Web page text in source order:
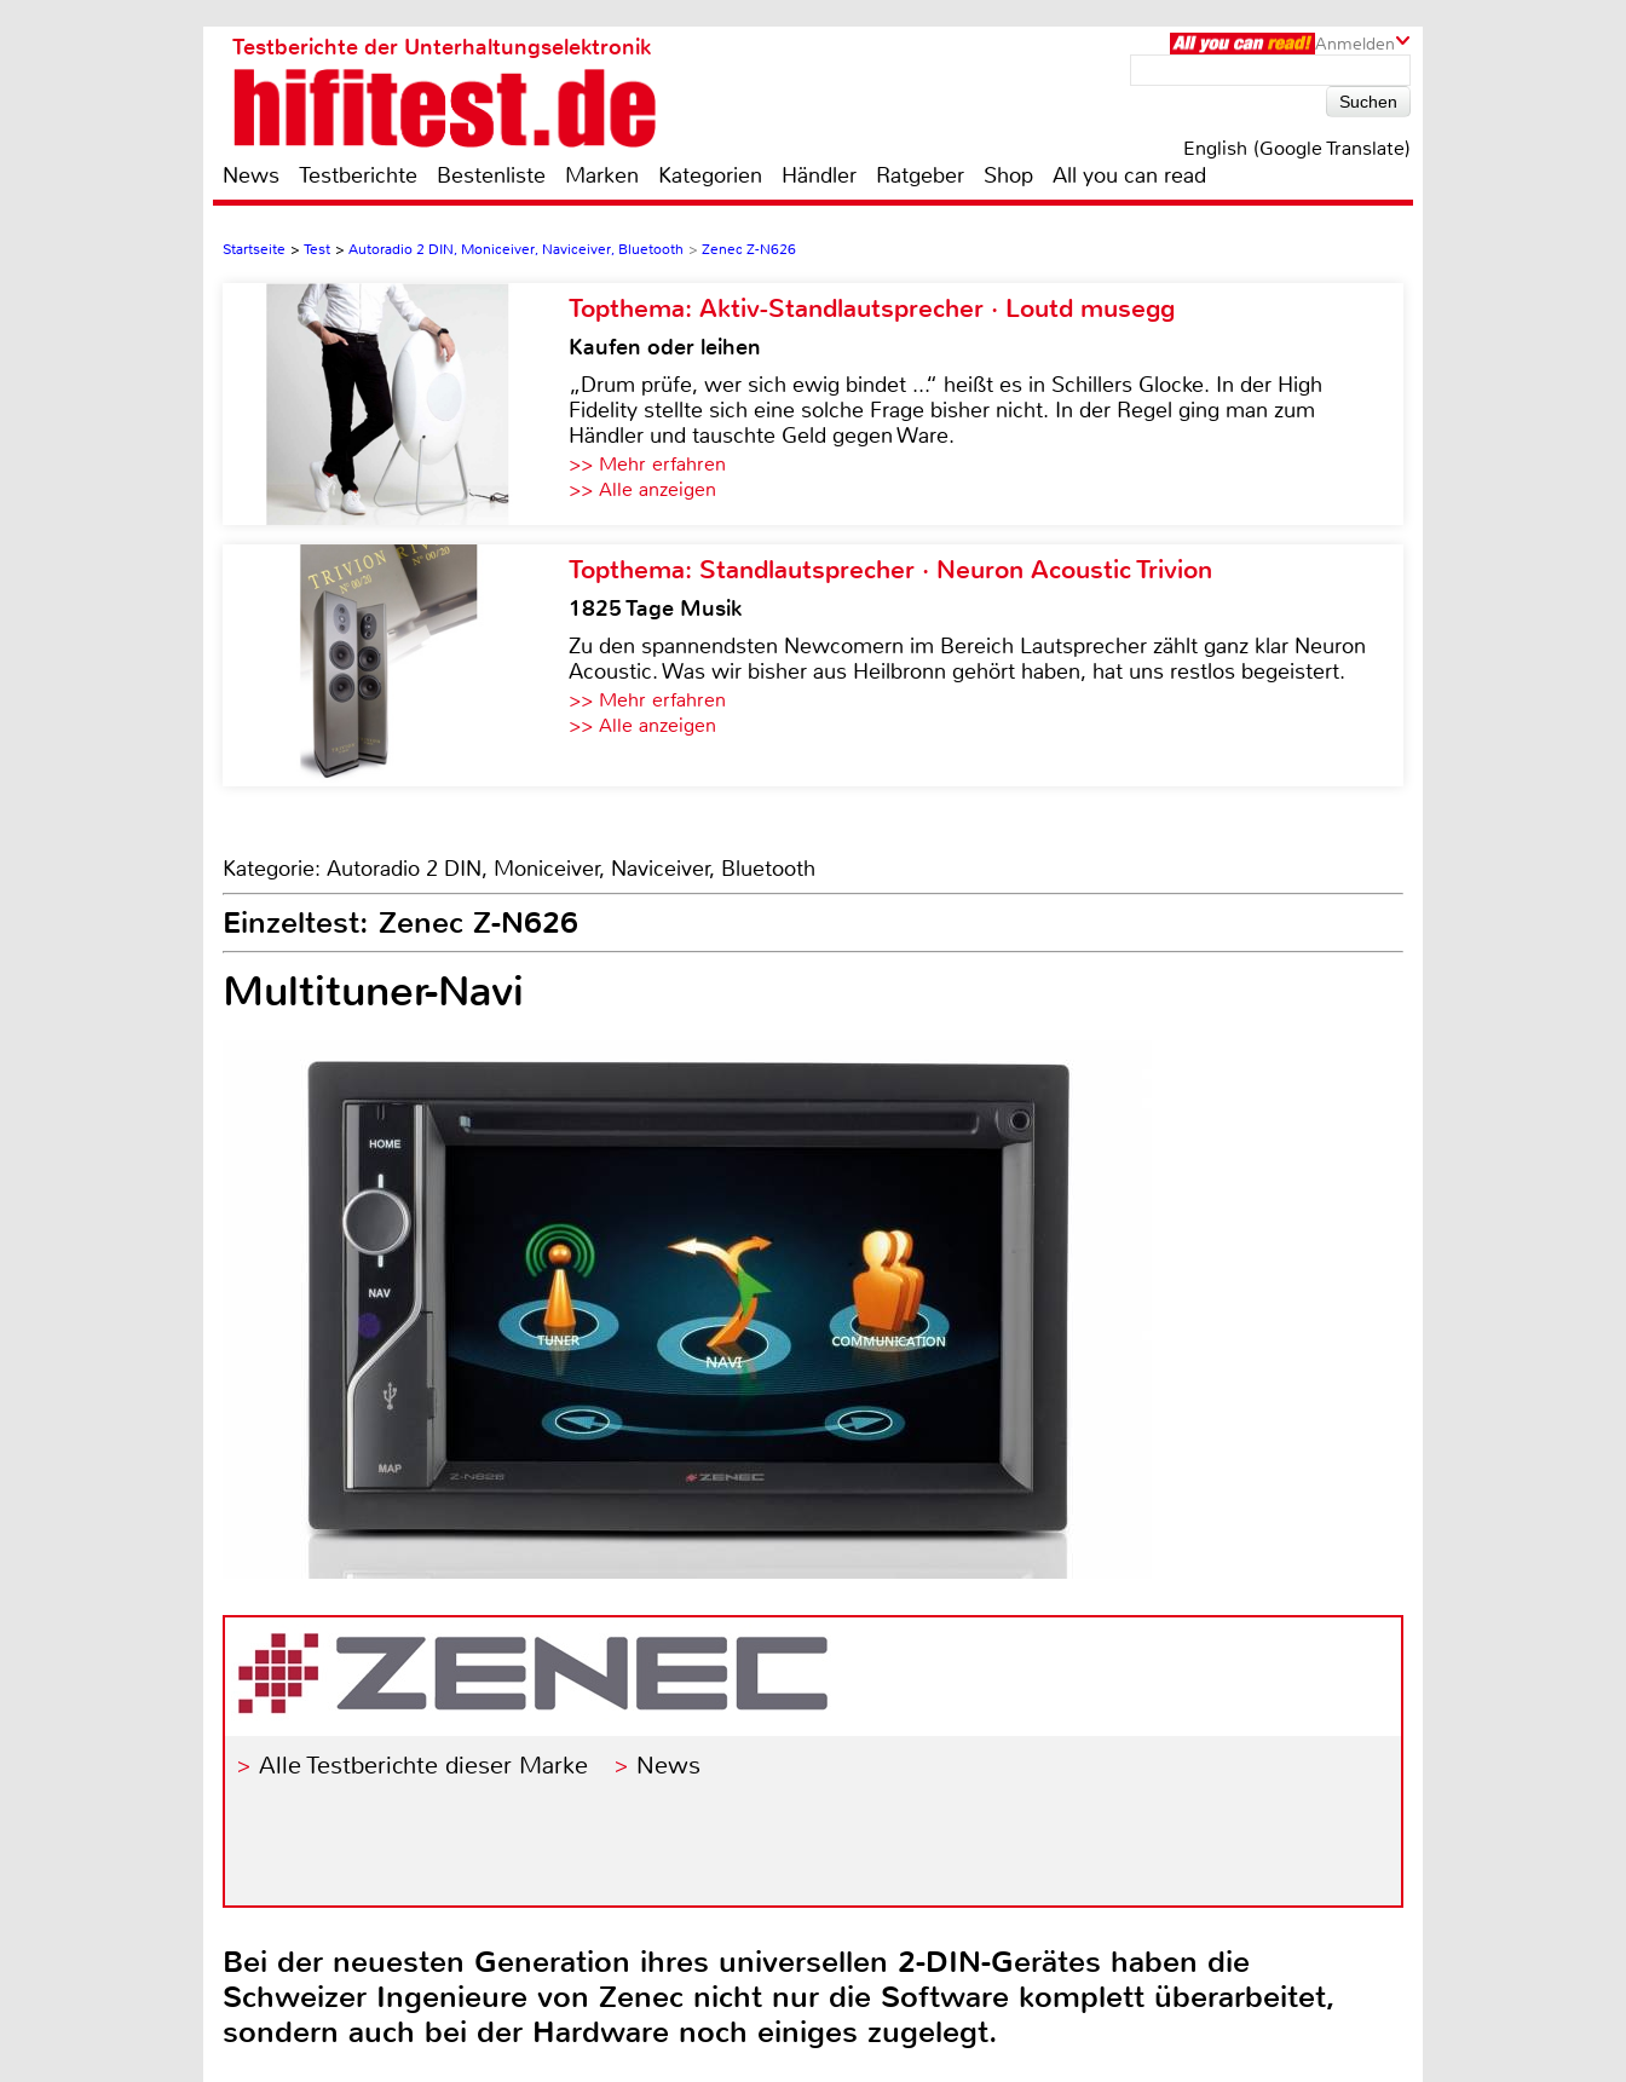
Anmelden
Testberichte der Unterhaltungselektronik
English (Google Translate)
News Testberichte Bestenliste Marken Kategorien Händler Ratgeber Shop All you can read
Startseite > Test > Autoradio 2 DIN, Moniceiver, Naviceiver, Bluetooth > Zenec Z-N626
Topthema: Aktiv-Standlautsprecher · Loutd musegg
Kaufen oder leihen
„Drum prüfe, wer sich ewig bindet ...“ heißt es in Schillers Glocke. In der High
Fidelity stellte sich eine solche Frage bisher nicht. In der Regel ging man zum
Händler und tauschte Geld gegen Ware.
>> Mehr erfahren
>> Alle anzeigen
Topthema: Standlautsprecher · Neuron Acoustic Trivion
1825 Tage Musik
Zu den spannendsten Newcomern im Bereich Lautsprecher zählt ganz klar Neuron
Acoustic. Was wir bisher aus Heilbronn gehört haben, hat uns restlos begeistert.
>> Mehr erfahren
>> Alle anzeigen
Kategorie: Autoradio 2 DIN, Moniceiver, Naviceiver, Bluetooth
Einzeltest: Zenec Z-N626
Multituner-Navi
Alle Testberichte dieser Marke News
Bei der neuesten Generation ihres universellen 2-DIN-Gerätes haben die
Schweizer Ingenieure von Zenec nicht nur die Software komplett überarbeitet,
sondern auch bei der Hardware noch einiges zugelegt.